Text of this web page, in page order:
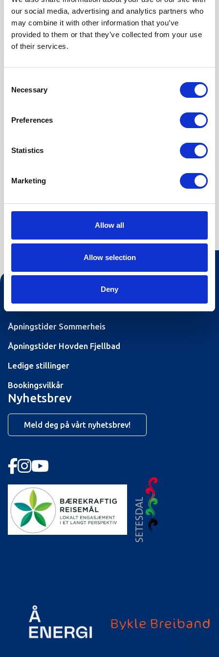
our social media, advertising and analytics partners who
may combine it with other information that you’ve
provided to them or that they’ve collected from your use
of their services.
Selection
Necessary
Preferences
Statistics
Marketing
Allow all
Allow selection
Deny
FASILITETER
TV
Bod
Utendørs parkering
Oppvaskmaskin
Badstue
Sentrum/Butikk: 2,0 km
Badeland: 1,5 km
+
−
Leaflet
Turistinformasjonen
Åpningstider Sommerheis
Åpningstider Hovden Fjellbad
Ledige stillinger
Bookingsvilkår
Nyhetsbrev
Meld deg på vårt nyhetsbrev!